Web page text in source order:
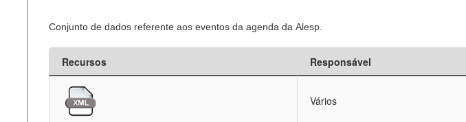
Conjunto de dados referente aos eventos da agenda da Alesp.
Recursos Responsável
Vários